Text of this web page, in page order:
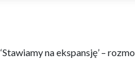
‘Stawiamy na ekspansję’ –